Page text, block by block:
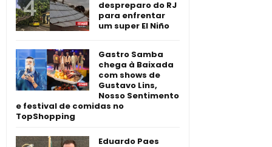
despreparo do RJ
para enfrentar
um super El Niño
Gastro Samba
chega à Baixada
com shows de
Gustavo Lins,
Nosso Sentimento
e festival de comidas no
TopShopping
Eduardo Paes